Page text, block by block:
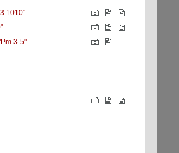
1010"
3-5"